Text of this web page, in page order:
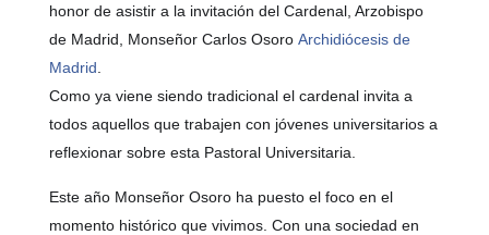
honor de asistir a la invitación del Cardenal, Arzobispo
de Madrid, Monseñor Carlos Osoro Archidiócesis de
Madrid
Como ya viene siendo tradicional el cardenal invita a
todos aquellos que trabajen con jóvenes universitarios a
reflexionar sobre esta Pastoral Universitaria.
Este año Monseñor Osoro ha puesto el foco en el
momento histórico que vivimos. Con una sociedad en